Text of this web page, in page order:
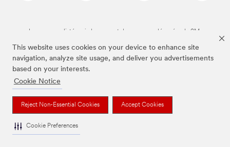
This website uses cookies on your device to enhance site
navigation, analyze site usage, and deliver you advertisements
based on your interests.
Cookie Notice
Reject Non-Essential Cookies Accept Cookies
Cookie Preferences
Les marques listées ci-dessus sont des marques déposées de 3M.